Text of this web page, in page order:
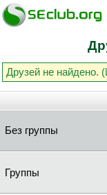
Друзей не найдено.
Без группы
Группы